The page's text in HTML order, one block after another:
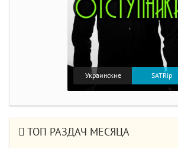
Украинские SATRip
ТОП РАЗДАЧ МЕСЯЦА